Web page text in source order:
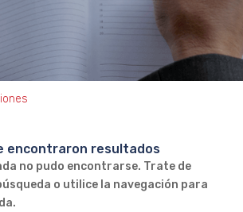
encontraron resultados
no pudo encontrarse. Trate de
o utilice la navegación para